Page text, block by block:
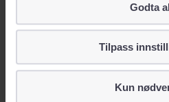
Googles retningslinjer for
Vi tar ditt personvern på alvor
identifiserer deg, som navn
Godta
Tilpass
Kun